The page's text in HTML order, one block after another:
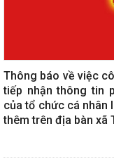
Thông báo về việc
tiếp nhận thông tin
của tổ chức cá nhân
thêm trên địa bàn xã